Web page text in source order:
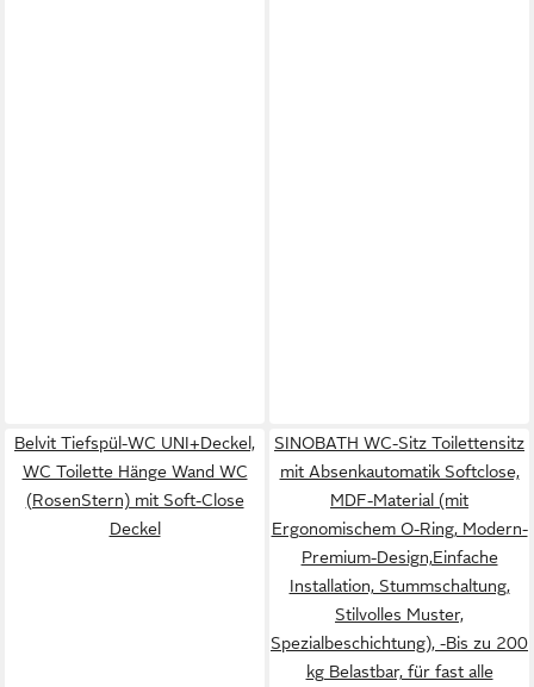
Belvit Tiefspül-WC UNI+Deckel,
WC Toilette Hänge Wand WC
(RosenStern) mit Soft-Close
Deckel
SINOBATH WC-Sitz Toilettensitz
mit Absenkautomatik Softclose,
MDF-Material (mit
Ergonomischem O-Ring, Modern-
Premium-Design,Einfache
Installation, Stummschaltung,
Stilvolles Muster,
Spezialbeschichtung), -Bis zu 200
kg Belastbar, für fast alle